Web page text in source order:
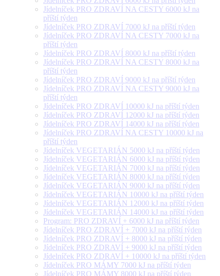
Jídelníček PRO ZDRAVÍ NA CESTY 6000 kJ na
příští týden
Jídelníček PRO ZDRAVÍ 7000 kJ na příští týden
Jídelníček PRO ZDRAVÍ NA CESTY 7000 kJ na
příští týden
Jídelníček PRO ZDRAVÍ 8000 kJ na příští týden
Jídelníček PRO ZDRAVÍ NA CESTY 8000 kJ na
příští týden
Jídelníček PRO ZDRAVÍ 9000 kJ na příští týden
Jídelníček PRO ZDRAVÍ NA CESTY 9000 kJ na
příští týden
Jídelníček PRO ZDRAVÍ 10000 kJ na příští týden
Jídelníček PRO ZDRAVÍ 12000 kJ na příští týden
Jídelníček PRO ZDRAVÍ 14000 kJ na příští týden
Jídelníček PRO ZDRAVÍ NA CESTY 10000 kJ na
příští týden
Jídelníček VEGETARIÁN 5000 kJ na příští týden
Jídelníček VEGETARIÁN 6000 kJ na příští týden
Jídelníček VEGETARIÁN 7000 kJ na příští týden
Jídelníček VEGETARIÁN 8000 kJ na příští týden
Jídelníček VEGETARIÁN 9000 kJ na příští týden
Jídelníček VEGETARIÁN 10000 kJ na příští týden
Jídelníček VEGETARIÁN 12000 kJ na příští týden
Jídelníček VEGETARIÁN 14000 kJ na příští týden
Program: PRO ZDRAVÍ + 6000 kJ na příští týden
Jídelníček PRO ZDRAVÍ + 7000 kJ na příští týden
Jídelníček PRO ZDRAVÍ + 8000 kJ na příští týden
Jídelníček PRO ZDRAVÍ + 9000 kJ na příští týden
Jídelníček PRO ZDRAVÍ + 10000 kJ na příští týden
Jídelníček PRO MÁMY 7000 kJ na příští týden
Jídelníček PRO MÁMY 8000 kJ na příští týden